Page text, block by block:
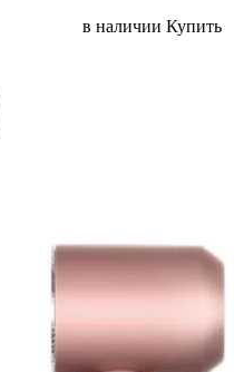
в наличии Купить